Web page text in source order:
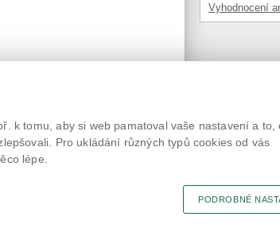
Vyhodnocení
inspekce 2026.
szpi.gov.cz
k tomu, aby si web pamatoval vaše nastavení a to,
Pro ukládání různých typů cookies od vás
lépe.
PODROBNÉ